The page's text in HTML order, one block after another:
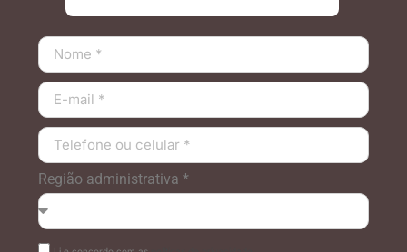
Região administrativa *